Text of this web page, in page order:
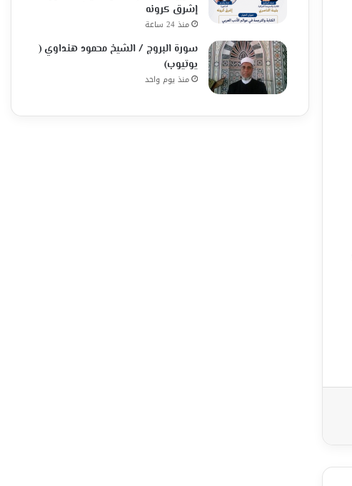
إشرق كرونه
منذ 24 ساعة
سورة البروج / الشيخ محمود هنداوي (
يوتيوب)
منذ يوم واحد